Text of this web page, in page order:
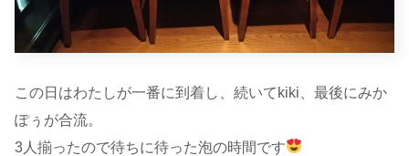
この日はわたしが一番に到着し、続いてkiki、最後にみか
ぽぅが合流。
3人揃ったので待ちに待った泡の時間です